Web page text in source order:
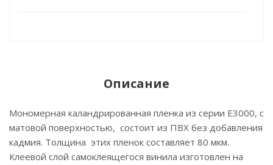
Описание
Мономерная каландрированная пленка из серии Е3000, с
матовой поверхностью, состоит из ПВХ без добавления
кадмия. Толщина этих пленок составляет 80 мкм.
Клеевой слой самоклеящегося винила изготовлен на